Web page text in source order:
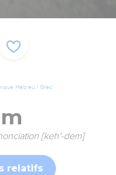
Hébreu / Grec
[keh'-dem]
relatifs